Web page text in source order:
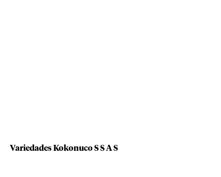
Variedades Kokonuco S S A S